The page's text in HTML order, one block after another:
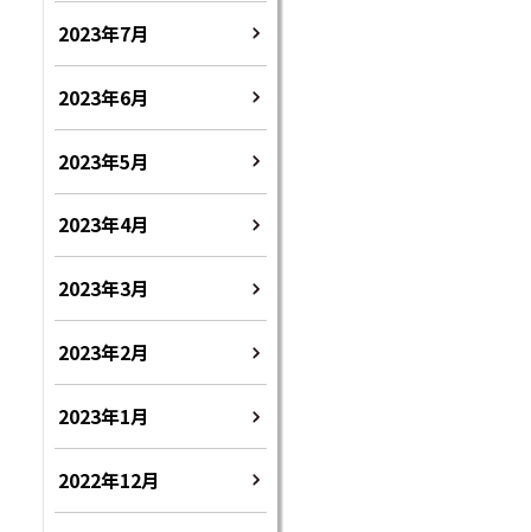
2023年7月
2023年6月
2023年5月
2023年4月
2023年3月
2023年2月
2023年1月
2022年12月